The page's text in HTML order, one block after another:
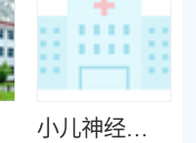
小儿神经内科